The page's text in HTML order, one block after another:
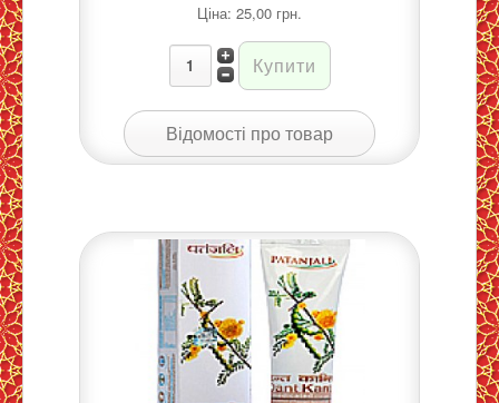
Ціна: 25,00 грн.
Відомості про товар